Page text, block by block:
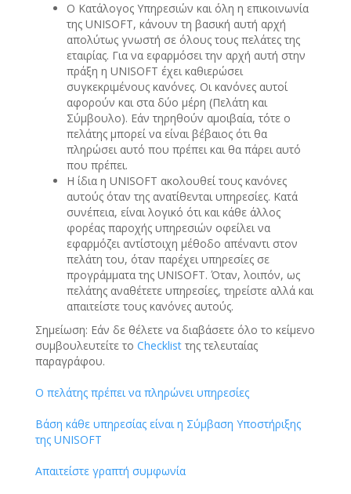
Ο Κατάλογος Υπηρεσιών και όλη η επικοινωνία
της UNISOFT, κάνουν τη βασική αυτή αρχή
απολύτως γνωστή σε όλους τους πελάτες της
εταιρίας. Για να εφαρμόσει την αρχή αυτή στην
πράξη η UNISOFT έχει καθιερώσει
συγκεκριμένους κανόνες. Οι κανόνες αυτοί
αφορούν και στα δύο μέρη (Πελάτη και
Σύμβουλο). Εάν τηρηθούν αμοιβαία, τότε ο
πελάτης μπορεί να είναι βέβαιος ότι θα
πληρώσει αυτό που πρέπει και θα πάρει αυτό
που πρέπει.
Η ίδια η UNISOFT ακολουθεί τους κανόνες
αυτούς όταν της ανατίθενται υπηρεσίες. Κατά
συνέπεια, είναι λογικό ότι και κάθε άλλος
φορέας παροχής υπηρεσιών οφείλει να
εφαρμόζει αντίστοιχη μέθοδο απέναντι στον
πελάτη του, όταν παρέχει υπηρεσίες σε
προγράμματα της UNISOFT. Όταν, λοιπόν, ως
πελάτης αναθέτετε υπηρεσίες, τηρείστε αλλά και
απαιτείστε τους κανόνες αυτούς.
Σημείωση: Εάν δε θέλετε να διαβάσετε όλο το κείμενο
συμβουλευτείτε το Checklist της τελευταίας
παραγράφου.
Ο πελάτης πρέπει να πληρώνει υπηρεσίες
Βάση κάθε υπηρεσίας είναι η Σύμβαση Υποστήριξης
της UNISOFT
Απαιτείστε γραπτή συμφωνία